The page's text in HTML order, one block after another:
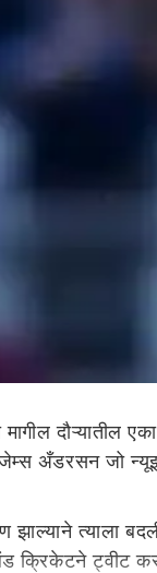
दौऱ्यातील
अँडरसन जो
झाल्याने
ट्वीट